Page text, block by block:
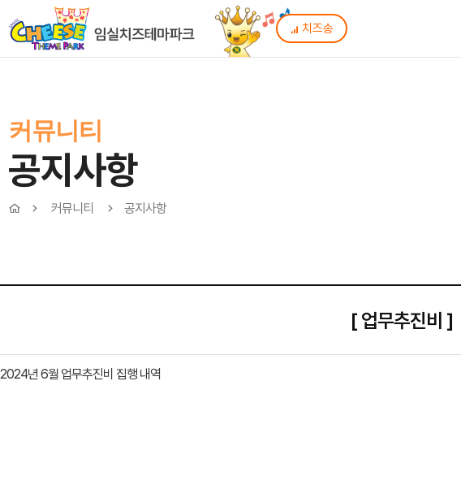
치즈송
커뮤니티
공지사항
커뮤니티 공지사항
[ 업무추진비 ]
2024년 6월 업무추진비 집행 내역